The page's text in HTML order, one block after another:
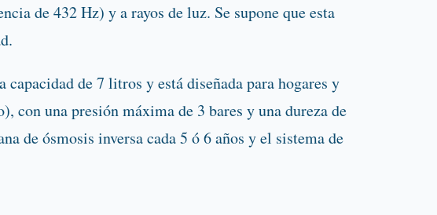
de 432 Hz) y a rayos de luz. Se supone que esta
capacidad de 7 litros y está diseñada para hogares y
con una presión máxima de 3 bares y una dureza de
de ósmosis inversa cada 5 ó 6 años y el sistema de